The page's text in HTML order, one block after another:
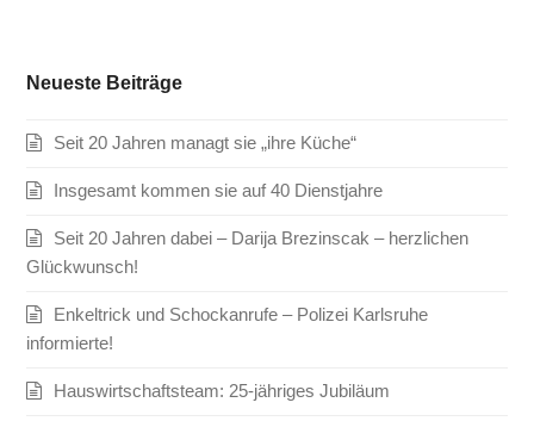
Neueste Beiträge
Seit 20 Jahren managt sie „ihre Küche“
Insgesamt kommen sie auf 40 Dienstjahre
Seit 20 Jahren dabei – Darija Brezinscak – herzlichen
Glückwunsch!
Enkeltrick und Schockanrufe – Polizei Karlsruhe
informierte!
Hauswirtschaftsteam: 25-jähriges Jubiläum